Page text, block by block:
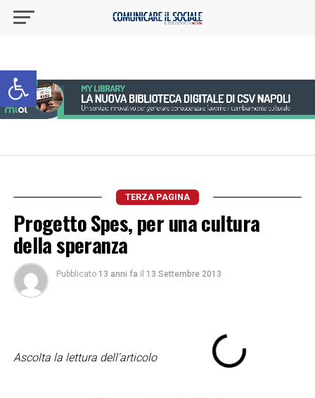
Apri la barra degli strumenti
TERZA PAGINA
Progetto Spes, per una cultura
della speranza
Pubblicato 13 anni fa il 13 Settembre 2013
Ascolta la lettura dell'articolo